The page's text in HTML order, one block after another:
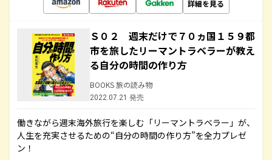
詳細を見る
Ｓ０２ 週末だけで７０ヵ国１５９都
市を旅したリーマントラベラーが教え
る自分の時間の作り方
BOOKS 旅の読み物
2022.07.21 発売
働きながら週末海外旅行を楽しむ「リーマントラベラー」が、
人生を充実させるための“自分の時間の作り方”を全力プレゼ
ン！